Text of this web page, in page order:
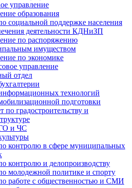
управление
образования
социальной поддержке населения
деятельности КДНиЗП
по распоряжению
имуществом
по экономике
управление
отдел
технологий
подготовки
по градостроительству и
и ЧС
контролю в сфере муниципальных
контролю и делопроизводству
молодежной политике и спорту
работе с общественностью и СМИ